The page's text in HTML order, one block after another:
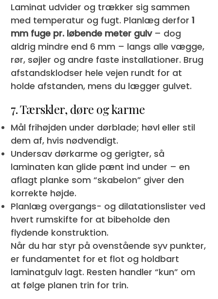
Laminat udvider og trækker sig sammen
med temperatur og fugt. Planlæg derfor1
mm fuge pr. løbende meter gulv– dog
aldrig mindre end 6 mm – langs alle vægge,
rør, søjler og andre faste installationer. Brug
afstandsklodser hele vejen rundt for at
holde afstanden, mens du lægger gulvet.
7. Tærskler, døre og karme
Mål frihøjden under dørblade; høv­l eller stil
dem af, hvis nødvendigt.
Undersav dørkarme og gerigter, så
laminaten kan glide pænt ind under – en
aflagt planke som “skabelon” giver den
korrekte højde.
Planlæg overgangs- og dilatationslister ved
hvert rumskifte for at bibeholde den
flydende konstruktion.
Når du har styr på ovenstående syv punkter,
er fundamentet for et flot og holdbart
laminatgulv lagt. Resten handler “kun” om
at følge planen trin for trin.